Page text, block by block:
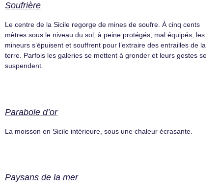
Soufrière
Le centre de la Sicile regorge de mines de soufre. À cinq cents
mètres sous le niveau du sol, à peine protégés, mal équipés, les
mineurs s’épuisent et souffrent pour l’extraire des entrailles de la
terre. Parfois les galeries se mettent à gronder et leurs gestes se
suspendent.
Parabole d’or
La moisson en Sicile intérieure, sous une chaleur écrasante.
Paysans de la mer